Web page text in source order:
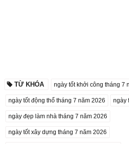
TỪ KHÓA ngày tốt khởi công tháng 7
ngày tốt động thổ tháng 7 năm 2026 ngày
ngày đẹp làm nhà tháng 7 năm 2026
ngày tốt xây dựng tháng 7 năm 2026